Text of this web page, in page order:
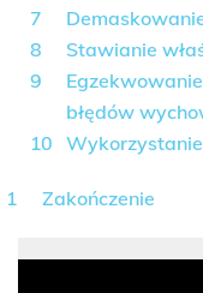
Stawianie
błędów
Zakończenie